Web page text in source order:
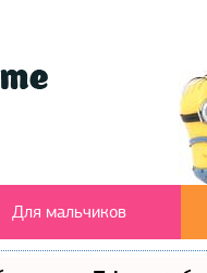
Для мальчиков